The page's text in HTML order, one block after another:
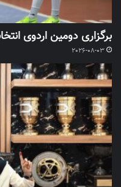
برگزاری دومین اردوی
2026-08-03